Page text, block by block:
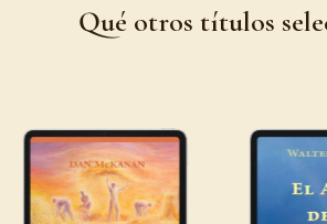
Qué otros títulos